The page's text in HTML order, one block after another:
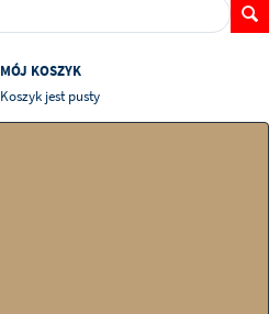
MÓJ KOSZYK
Koszyk jest pusty